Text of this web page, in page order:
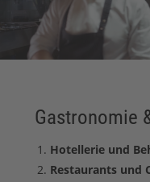
Gastronomie
Hotellerie und
Restaurants und